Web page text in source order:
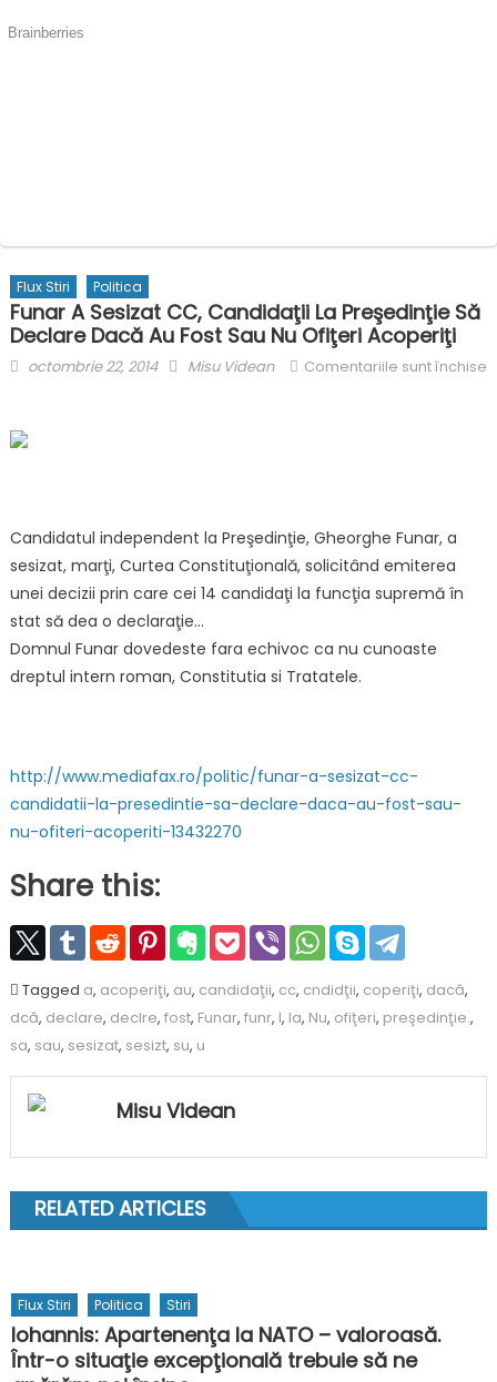
Flux Stiri Politica
Funar A Sesizat CC, Candidaţii La Preşedinţie Să
Declare Dacă Au Fost Sau Nu Ofiţeri Acoperiţi
Posted
octombrie 22, 2014 Author
Misu Videan
Comentariile sunt închise
a
la
Preşedinţie
să
declare
dacă
au
ofiţeri
acoperiţi
Candidatul independent la Preşedinţie, Gheorghe Funar, a
sesizat, marţi, Curtea Constituţională, solicitând emiterea
unei decizii prin care cei 14 candidaţi la funcţia supremă în
stat să dea o declaraţie…
Domnul Funar dovedeste fara echivoc ca nu cunoaste
dreptul intern roman, Constitutia si Tratatele.
http://www.mediafax.ro/politic/funar-a-sesizat-cc-
candidatii-la-presedintie-sa-declare-daca-au-fost-sau-
nu-ofiteri-acoperiti-13432270
Share this:
Tagged a, acoperiţi, au, candidaţii, cc, cndidţii, coperiţi, dacă,
dcă, declare, declre, fost, Funar, funr, l, la, Nu, ofiţeri, preşedinţie.,
sa, sau, sesizat, sesizt, su, u
Misu Videan
RELATED ARTICLES
Flux Stiri Politica Stiri
Iohannis: Apartenenţa la NATO – valoroasă.
Într-o situaţie excepţională trebuie să ne